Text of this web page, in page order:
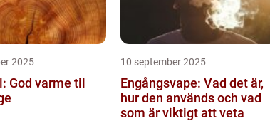
2025
God varme til
10 september 2025
Engångsvape: Vad det är,
hur den används och vad
som är viktigt att veta